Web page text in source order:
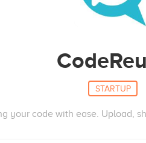
STARTUP
your code with ease. Upload,